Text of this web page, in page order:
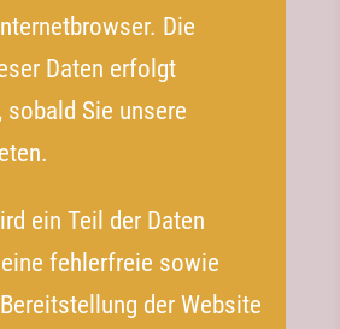
Die
Daten erfolgt
Sie unsere
ein Teil der Daten
fehlerfreie sowie
der Website